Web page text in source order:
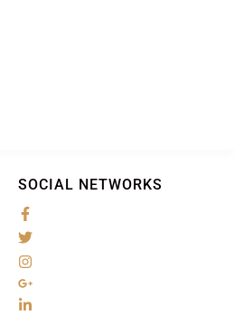
SOCIAL NETWORKS